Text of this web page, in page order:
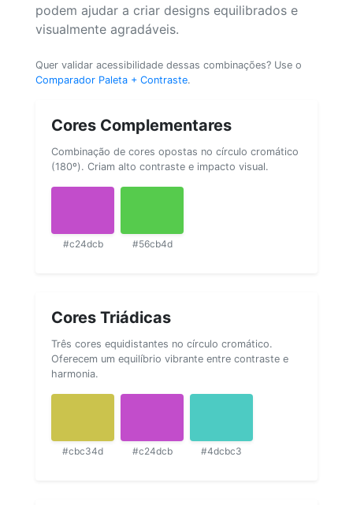
podem ajudar a criar designs equilibrados e
visualmente agradáveis.
Quer validar acessibilidade dessas combinações? Use o
Comparador Paleta + Contraste.
Cores Complementares
Combinação de cores opostas no círculo cromático
(180º). Criam alto contraste e impacto visual.
#c24dcb #56cb4d
Cores Triádicas
Três cores equidistantes no círculo cromático.
Oferecem um equilíbrio vibrante entre contraste e
harmonia.
#cbc34d #c24dcb #4dcbc3